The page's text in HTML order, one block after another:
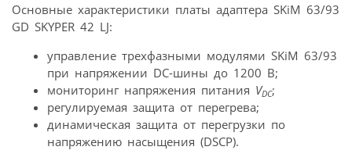
Основные характеристики платы адаптера SKiM 63/93
GD SKYPER 42 LJ:
управление трехфазными модулями SKiM 63/93
при напряжении DC-шины до 1200 В;
мониторинг напряжения питания VDC;
регулируемая защита от перегрева;
динамическая защита от перегрузки по
напряжению насыщения (DSCP).